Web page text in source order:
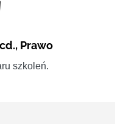
, Prawo
szkoleń.